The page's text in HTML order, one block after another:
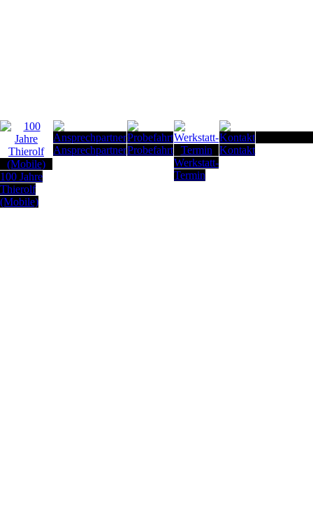
100 Jahre
Thierolf
(Mobile)
AnsprechpartnerProbefahrt
Werkstatt-
Termin
Kontakt